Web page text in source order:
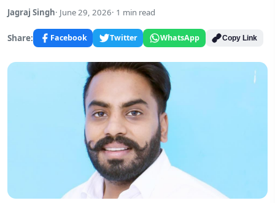
Jagraj Singh June 29, 2026 1 min read
Share: Facebook Twitter WhatsApp Copy Link